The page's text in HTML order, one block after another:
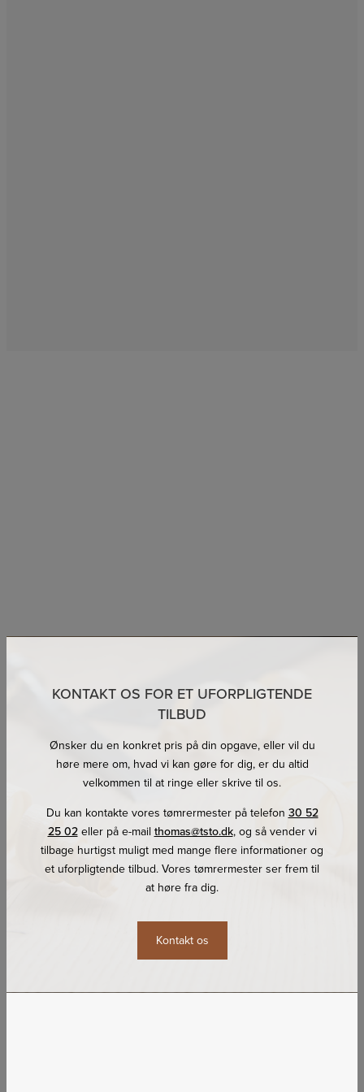
KONTAKT OS FOR ET UFORPLIGTENDE
TILBUD
Ønsker du en konkret pris på din opgave, eller vil du
høre mere om, hvad vi kan gøre for dig, er du altid
velkommen til at ringe eller skrive til os.​
Du kan kontakte vores tømrermester på telefon30 52
25 02eller på e-mailthomas@tsto.dk, og så vender vi
tilbage hurtigst muligt med mange flere informationer og
et uforpligtende tilbud. Vores tømrermester ser frem til
at høre fra dig.
Kontakt os